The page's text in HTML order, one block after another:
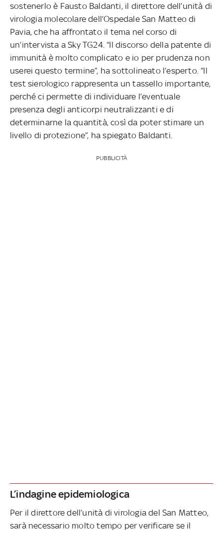
sostenerlo è Fausto Baldanti, il direttore dell’unità di
virologia molecolare dell’Ospedale San Matteo di
Pavia, che ha affrontato il tema nel corso di
un’intervista a Sky TG24. “Il discorso della patente di
immunità è molto complicato e io per prudenza non
userei questo termine”, ha sottolineato l’esperto. “Il
test sierologico rappresenta un tassello importante,
perché ci permette di individuare l’eventuale
presenza degli anticorpi neutralizzanti e di
determinarne la quantità, così da poter stimare un
livello di protezione”, ha spiegato Baldanti.
PUBBLICITÀ
L’indagine epidemiologica
Per il direttore dell’unità di virologia del San Matteo,
sarà necessario molto tempo per verificare se il